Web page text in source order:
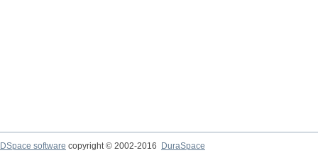
DSpace software copyright © 2002-2016
DuraSpace